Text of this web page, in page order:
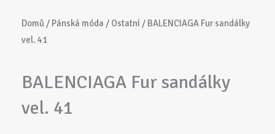
Domů / Pánská móda / Ostatní / BALENCIAGA Fur sandálky
vel. 41
BALENCIAGA Fur sandálky
vel. 41